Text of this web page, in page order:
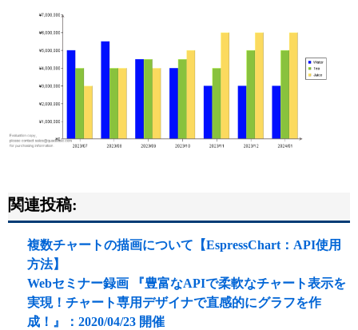
関連投稿:
複数チャートの描画について【EspressChart：API使用
方法】
Webセミナー録画 『豊富なAPIで柔軟なチャート表示を
実現！チャート専用デザイナで直感的にグラフを作
成！』：2020/04/23 開催